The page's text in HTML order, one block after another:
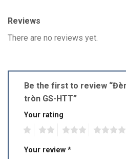
Reviews
There are no reviews yet.
Be the first to review
tròn GS-HTT”
Your rating
Your review *